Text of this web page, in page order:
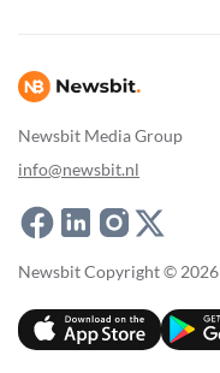
Newsbit Media Group
info@newsbit.nl
Newsbit Copyright © 2026